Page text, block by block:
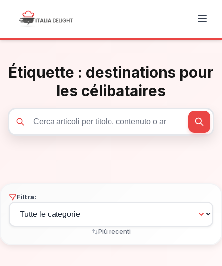
Étiquette : destinations pour
les célibataires
Filtra:
Più recenti